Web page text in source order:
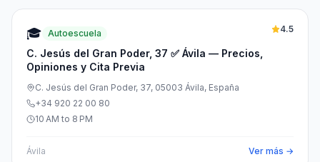
🎓 Autoescuela
C. Jesús del Gran Poder, 37 ✅ Ávila — Precios,
Opiniones y Cita Previa
4.5
C. Jesús del Gran Poder, 37, 05003 Ávila, España
+34 920 22 00 80
10 AM to 8 PM
Ávila Ver más →